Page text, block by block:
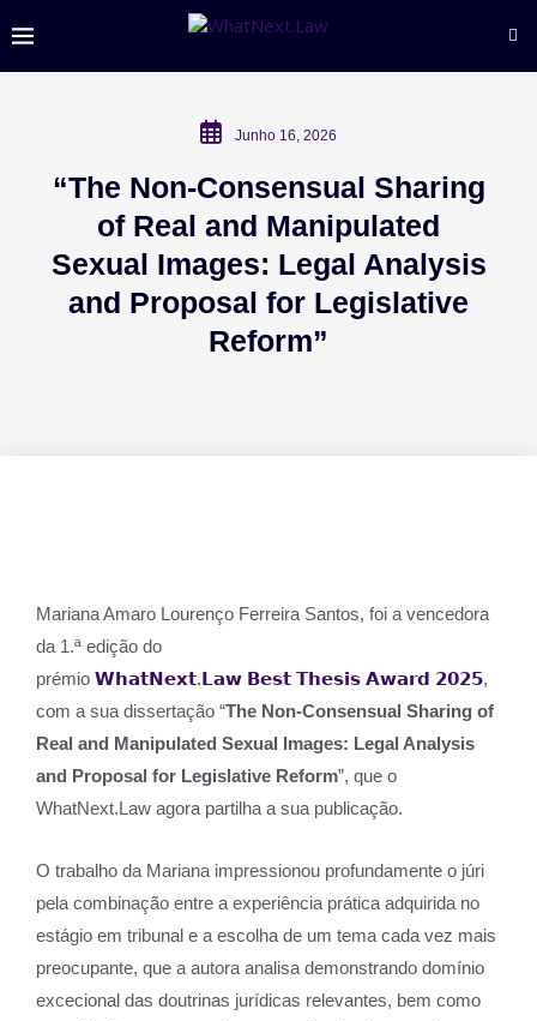
Junho 16, 2026
“The Non-Consensual Sharing
of Real and Manipulated
Sexual Images: Legal Analysis
and Proposal for Legislative
Reform”
Mariana Amaro Lourenço Ferreira Santos, foi a vencedora
da 1.ª edição do
prémio 𝗪𝗵𝗮𝘁𝗡𝗲𝘅𝘁.𝗟𝗮𝘄 𝗕𝗲𝘀𝘁 𝗧𝗵𝗲𝘀𝗶𝘀 𝗔𝘄𝗮𝗿𝗱 𝟮𝟬𝟮𝟱,
com a sua dissertação “The Non-Consensual Sharing of
Real and Manipulated Sexual Images: Legal Analysis
and Proposal for Legislative Reform”, que o
WhatNext.Law agora partilha a sua publicação.
O trabalho da Mariana impressionou profundamente o júri
pela combinação entre a experiência prática adquirida no
estágio em tribunal e a escolha de um tema cada vez mais
preocupante, que a autora analisa demonstrando domínio
excecional das doutrinas jurídicas relevantes, bem como